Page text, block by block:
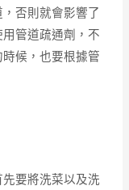
否則就會影響了
管道疏通劑，不
候，也要根據管
要將洗菜以及洗